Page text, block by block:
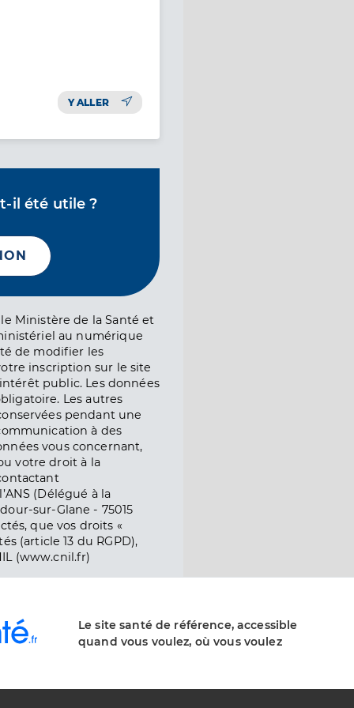
Y ALLER
il été utile ?
Ministère de la Santé et
au numérique
de modifier les
inscription sur le site
public. Les données
Les autres
pendant une
à des
vous concernant,
votre droit à la
(Délégué à la
sur-Glane - 75015
que vos droits «
(article 13 du RGPD),
(www.cnil.fr)
Le site santé de référence, accessible
quand vous voulez, où vous voulez